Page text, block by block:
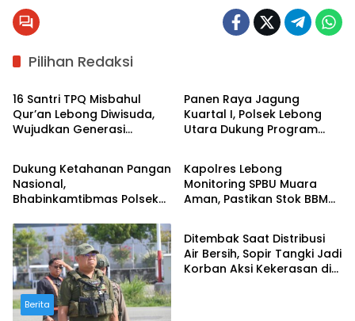
Pilihan Redaksi
Berita
16 Santri TPQ Misbahul
Qur’an Lebong Diwisuda,
Wujudkan Generasi
Panen Raya Jagung
Kuartal I, Polsek Lebong
Utara Dukung Program
Berita
Dukung Ketahanan Pangan
Nasional,
Bhabinkamtibmas Polsek
Penanaman Jagung 1
Hektare
Berita
Kapolres Lebong
Monitoring SPBU Muara
Aman, Pastikan Stok BBM
Berita
Berita
Ditembak Saat Distribusi
Air Bersih, Sopir Tangki Jadi
Korban Aksi Kekerasan di